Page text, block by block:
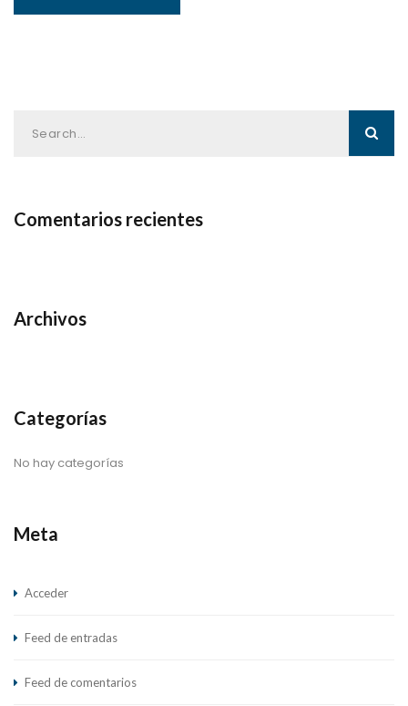
Comentarios recientes
Archivos
Categorías
No hay categorías
Meta
Acceder
Feed de entradas
Feed de comentarios